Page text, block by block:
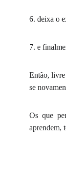
6. deixa o
7. e
Então,
se
Os que
aprendem,